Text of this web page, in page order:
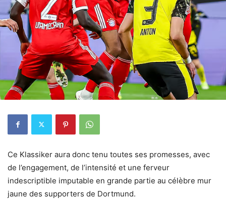
Ce Klassiker aura donc tenu toutes ses promesses, avec
de l’engagement, de l’intensité et une ferveur
indescriptible imputable en grande partie au célèbre mur
jaune des supporters de Dortmund.